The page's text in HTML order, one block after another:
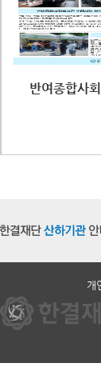
반여종합사
개